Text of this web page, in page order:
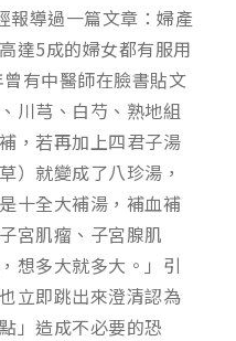
導過一篇文章：婦產
達5成的婦女都有服用
有中醫師在臉書貼文
川芎、白芍、熟地組
，若再加上四君子湯
）就變成了八珍湯，
十全大補湯，補血補
宮肌瘤、子宮腺肌
想多大就多大。」引
立即跳出來澄清認為
」造成不必要的恐